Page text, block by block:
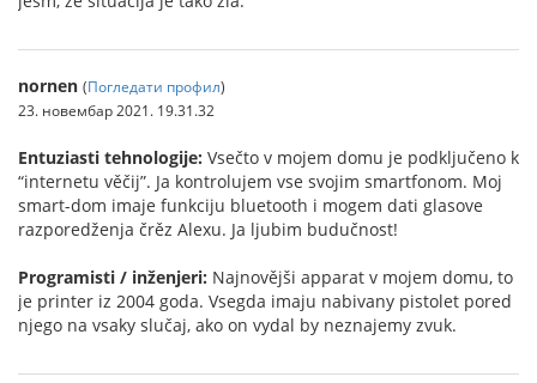
nornen (Погледати профил)
23. новембар 2021. 19.31.32
Entuziasti tehnologije: Vsečto v mojem domu je podključeno k
“internetu věčij”. Ja kontrolujem vse svojim smartfonom. Moj
smart-dom imaje funkciju bluetooth i mogem dati glasove
razporedženja črěz Alexu. Ja ljubim budučnost!
Programisti / inženjeri: Najnovějši apparat v mojem domu, to
je printer iz 2004 goda. Vsegda imaju nabivany pistolet pored
njego na vsaky slučaj, ako on vydal by neznajemy zvuk.